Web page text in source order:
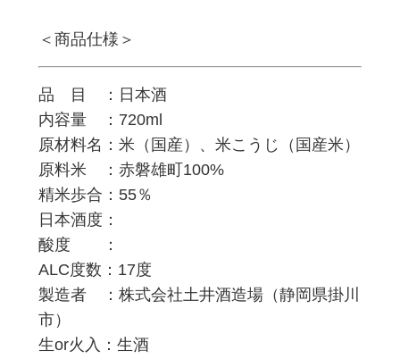
＜商品仕様＞
品 目 ：日本酒
内容量 ：720ml
原材料名：米（国産）、米こうじ（国産米）
原料米 ：赤磐雄町100%
精米歩合：55％
日本酒度：
酸度 ：
ALC度数：17度
製造者 ：株式会社土井酒造場（静岡県掛川
市）
生or火入：生酒